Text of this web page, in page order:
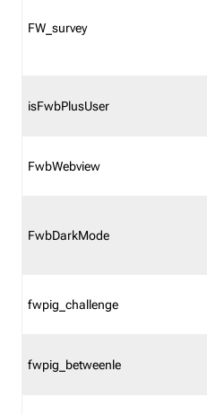
FW_survey
isFwbPlusUser
FwbWebview
FwbDarkMode
fwpig_challenge
fwpig_betweenle